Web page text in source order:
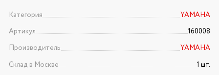
Категория
YAMAHA
Артикул
160008
Производитель
YAMAHA
Склад в Москве
1 шт.